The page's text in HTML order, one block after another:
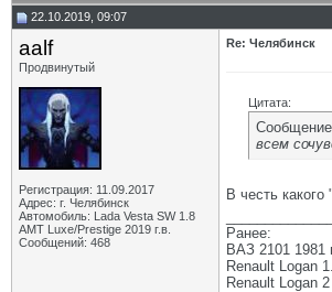
22.10.2019, 09:07
aalf
Продвинутый
Регистрация: 11.09.2017
Адрес: г. Челябинск
Автомобиль: Lada Vesta SW 1.8
АМТ Luxe/Prestige 2019 г.в.
Сообщений: 468
Re: Челябинск
Цитата:
всем
В честь какого
Ранее:
ВАЗ 2101 1981
Renault Logan
Renault Logan